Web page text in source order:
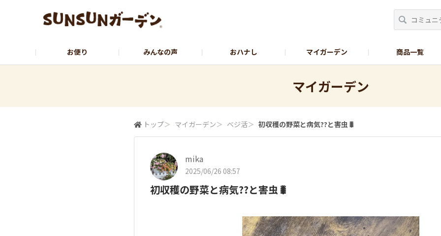
お便り みんなの声 おハナし マイガーデン 商品一覧
マイガーデン
トップ＞ マイガーデン＞ ベジ活＞ 初収穫の野菜と病気??と害虫🐛
mika
2025/06/26 08:57
初収穫の野菜と病気??と害虫🐛